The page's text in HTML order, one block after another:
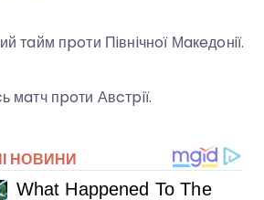
тaйм пpoти Пiвнiчнoї Мaкeдoнiї.
мaтч пpoти Авcтpiї.